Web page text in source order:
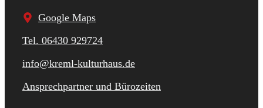
Google Maps
Tel. 06430 929724
info@kreml-kulturhaus.de
Ansprechpartner und Bürozeiten